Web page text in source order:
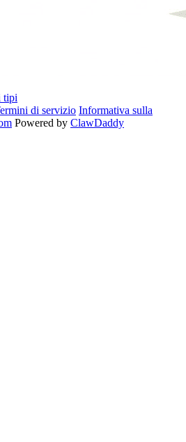
tipi
di servizio Informativa sulla
Powered by ClawDaddy